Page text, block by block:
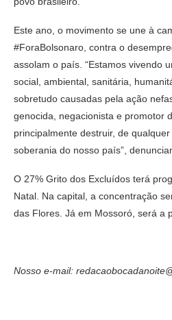
Este ano, o movimento se une à
#ForaBolsonaro, contra o
assolam o país. “Estamos vivendo
social, ambiental, sanitária,
sobretudo causadas pela ação
genocida, negacionista e promotor
principalmente destruir, de
soberania do nosso país”,
O 27% Grito dos Excluídos terá
Natal. Na capital, a concentração
das Flores. Já em Mossoró, será a
Nosso e-mail: